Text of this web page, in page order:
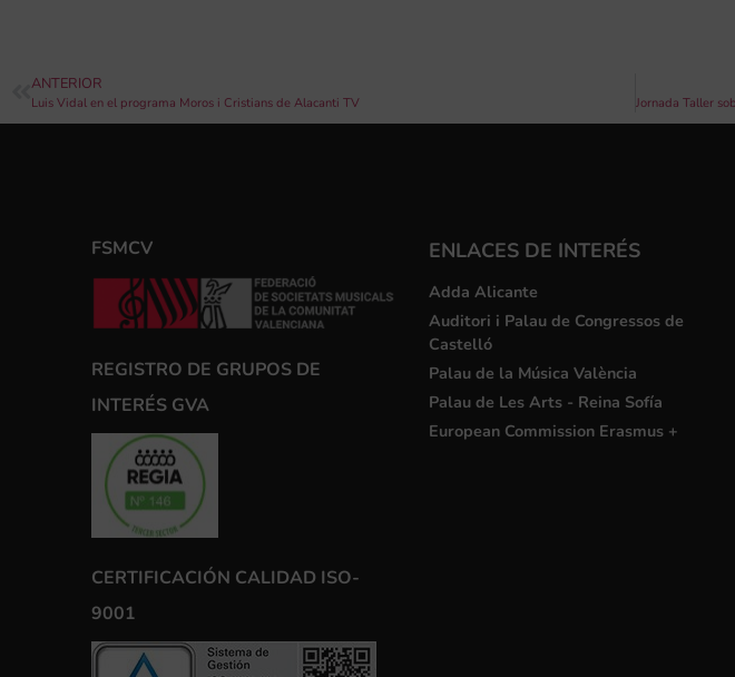
ANTERIOR
Luis Vidal en el programa Moros i Cristians de Alacanti TV
FSMCV
REGISTRO DE GRUPOS DE
INTERÉS GVA
CERTIFICACIÓN CALIDAD ISO-
9001
ENLACES DE INTERÉS
Adda Alicante
Auditori i Palau de Congressos de
Castelló
Palau de la Música València
Palau de Les Arts - Reina Sofía
European Commission Erasmus +